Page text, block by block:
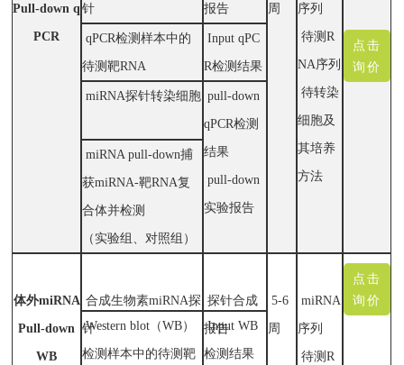
Pull-down q
PCR
针 报告 周 序列
待测R
NA序列
待转染
细胞及
其培养
方法
点击
询价
qPCR检测样本中的
待测靶RNA
Input qPC
R检测结果
miRNA探针转染细胞 pull-down
qPCR检测
结果
pull-down
实验报告
miRNA pull-down捕
获miRNA-靶RNA复
合体并检测
（实验组、对照组）
体外miRNA
Pull-down
WB
合成生物素miRNA探
针
探针合成
报告
5-6
周
miRNA
序列
待测R
点击
询价
Western blot（WB）
检测样本中的待测靶
Input WB
检测结果